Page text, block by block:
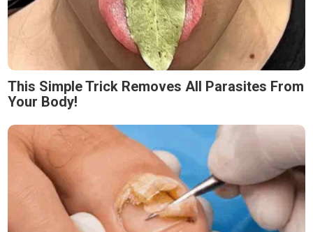
This Simple Trick Removes All Parasites From
Your Body!